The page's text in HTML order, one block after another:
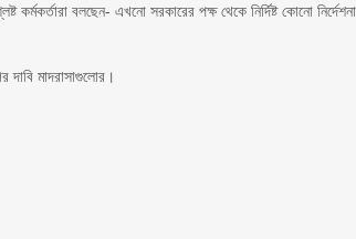
কর্মকর্তারা বলছেন- এখনো সরকারের পক্ষ থেকে নির্দিষ্ট কোনো
দাবি মাদরাসাগুলোর।